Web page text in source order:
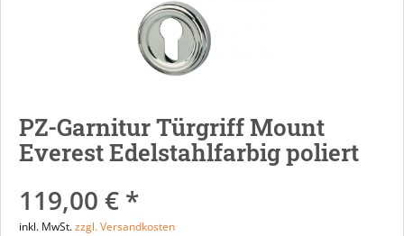
PZ-Garnitur Türgriff Mount
Everest Edelstahlfarbig poliert
119,00 € *
inkl. MwSt.zzgl. Versandkosten